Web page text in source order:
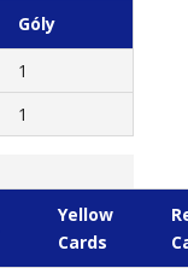
Góly
1
1
Yellow
Cards